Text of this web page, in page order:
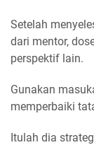
Setelah
dari mentor,
perspektif lain.
Gunakan
memperbaiki
Itulah dia